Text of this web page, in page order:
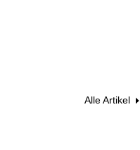
Alle Artikel